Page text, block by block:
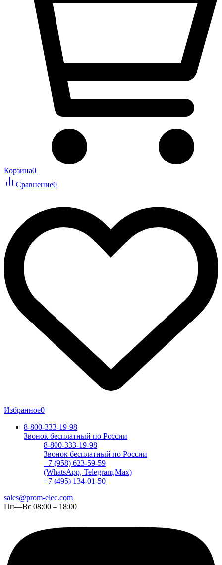
Корзина0
Сравнение0
Избранное0
8-800-333-19-98
Звонок бесплатный по России
8-800-333-19-98
Звонок бесплатный по России
+7 (958) 623-59-59
(WhatsApp, Telegram,Max)
+7 (495) 134-01-50
sales@prom-elec.com
Пн—Вс 08:00 – 18:00